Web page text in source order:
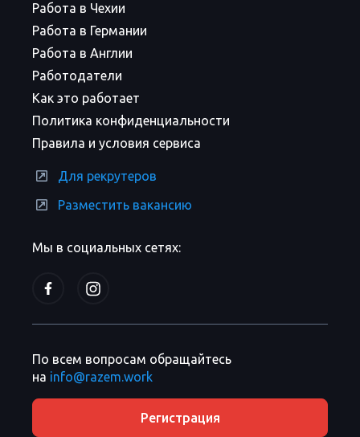
Мы в социальных сетях:
Работа в Чехии
Работа в Германии
Работа в Англии
Работодатели
Как это работает
Политика конфиденциальности
Правила и условия сервиса
Для рекрутеров
Разместить вакансию
По всем вопросам обращайтесь
на info@razem.work
Регистрация